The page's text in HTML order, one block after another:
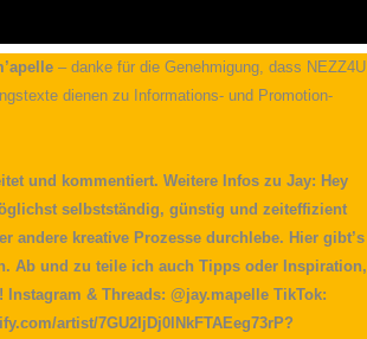
– danke für die Genehmigung, dass NEZZ4U
dienen zu Informations- und Promotion-
und kommentiert. Weitere Infos zu Jay: Hey
selbstständig, günstig und zeiteffizient
andere kreative Prozesse durchlebe. Hier gibt’s
Ab und zu teile ich auch Tipps oder Inspiration,
& Threads: @jay.mapelle TikTok:
artist/7GU2IjDj0lNkFTAEeg73rP?